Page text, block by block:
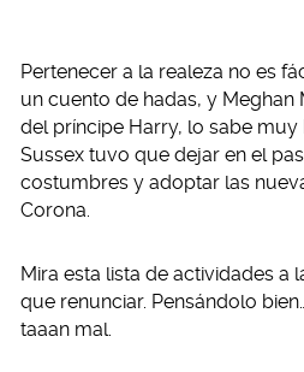
Pertenecer a la realeza no es
un cuento de hadas, y Meghan
del príncipe Harry, lo sabe muy
Sussex tuvo que dejar en el
costumbres y adoptar las
Corona.
Mira esta lista de actividades a
que renunciar. Pensándolo
taaan mal.